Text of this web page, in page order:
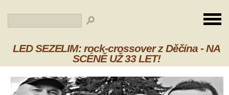
LED SEZELIM: rock-crossover z Děčína - NA
SCÉNĚ UŽ 33 LET!